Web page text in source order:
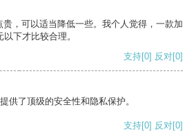
，可以适当降低一些。我个人觉得，一款加
下才比较合理。
支持[0] 反对[0]
供了顶级的安全性和隐私保护。
支持[0] 反对[0]